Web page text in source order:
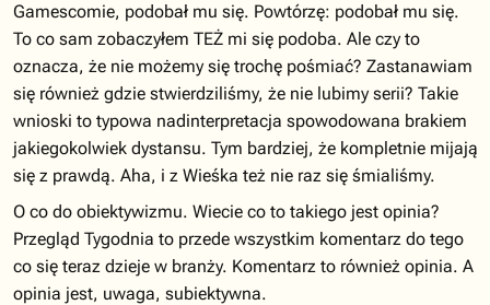
Gamescomie, podobał mu się. Powtórzę: podobał mu się.
To co sam zobaczyłem TEŻ mi się podoba. Ale czy to
oznacza, że nie możemy się trochę pośmiać? Zastanawiam
się również gdzie stwierdziliśmy, że nie lubimy serii? Takie
wnioski to typowa nadinterpretacja spowodowana brakiem
jakiegokolwiek dystansu. Tym bardziej, że kompletnie mijają
się z prawdą. Aha, i z Wieśka też nie raz się śmialiśmy.
O co do obiektywizmu. Wiecie co to takiego jest opinia?
Przegląd Tygodnia to przede wszystkim komentarz do tego
co się teraz dzieje w branży. Komentarz to również opinia. A
opinia jest, uwaga, subiektywna.